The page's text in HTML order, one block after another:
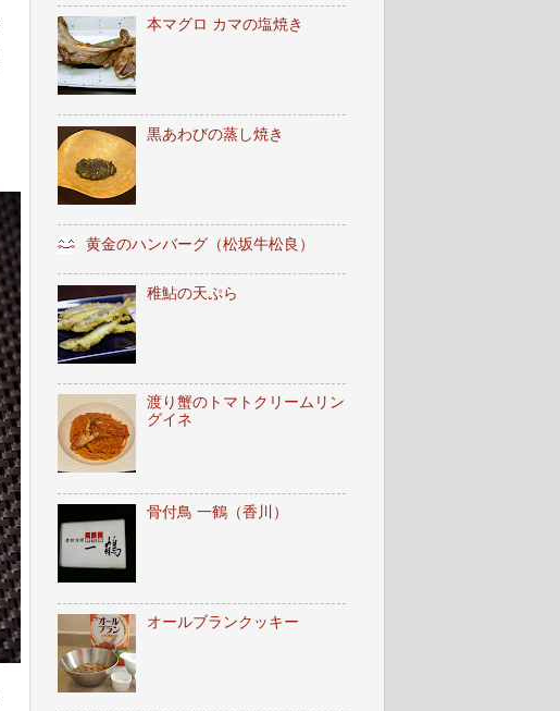
本マグロ カマの塩焼き
黒あわびの蒸し焼き
黄金のハンバーグ（松坂牛松良）
稚鮎の天ぷら
渡り蟹のトマトクリームリン
グイネ
骨付鳥 一鶴（香川）
オールブランクッキー